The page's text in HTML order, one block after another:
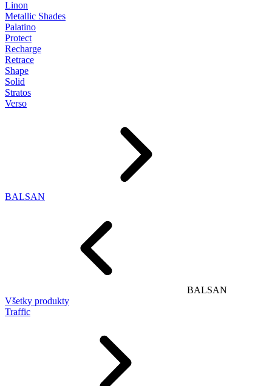
Linon
Metallic Shades
Palatino
Protect
Recharge
Retrace
Shape
Solid
Stratos
Verso
BALSAN
BALSAN
Všetky produkty
Traffic